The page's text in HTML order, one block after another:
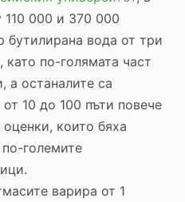
000 и 370 000
бутилирана вода от три
по-голямата част
а останалите са
10 до 100 пъти повече
които бяха
големите
варира от 1